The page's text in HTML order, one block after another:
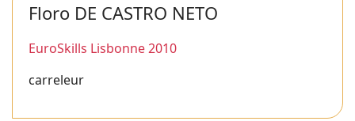
Floro DE CASTRO NETO
EuroSkills Lisbonne 2010
carreleur